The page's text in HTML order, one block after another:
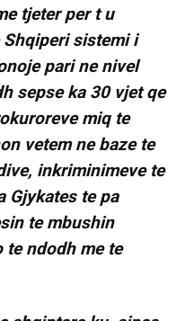
tjeter per t u
sistemi i
pari ne nivel
sepse ka 30 vjet qe
miq te
vetem ne baze te
inkriminimeve te
Gjykates te pa
te mbushin
te ndodh me te